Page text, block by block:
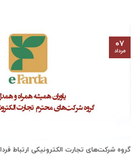
گروه شرکت‌های تجارت الکترونیکی ارتباط فردا
۰۷
مرداد